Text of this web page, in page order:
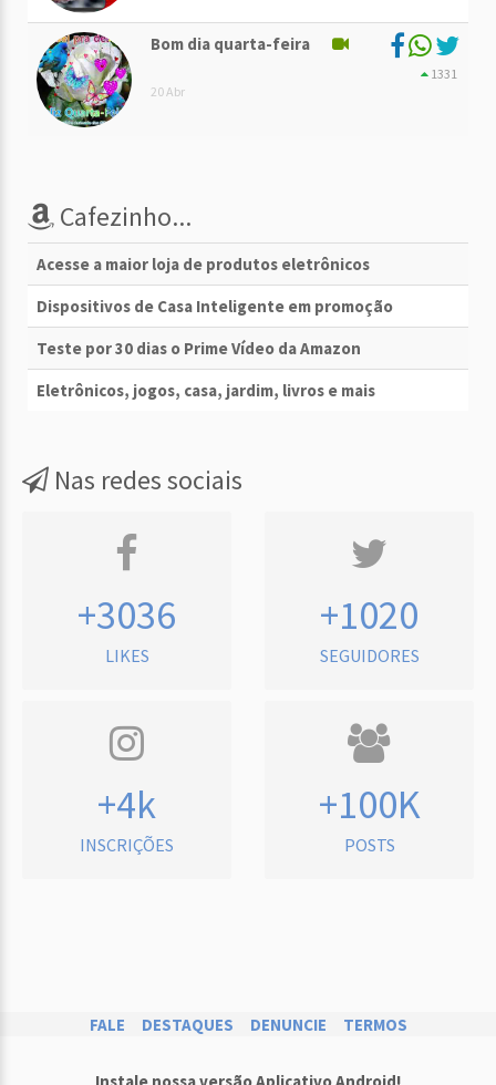
Bom dia quarta-feira
20 Abr
1331
Cafezinho...
Acesse a maior loja de produtos eletrônicos
Dispositivos de Casa Inteligente em promoção
Teste por 30 dias o Prime Vídeo da Amazon
Eletrônicos, jogos, casa, jardim, livros e mais
Nas redes sociais
+3036
LIKES
+1020
SEGUIDORES
+4k
INSCRIÇÕES
+100K
POSTS
FALE DESTAQUES DENUNCIE TERMOS